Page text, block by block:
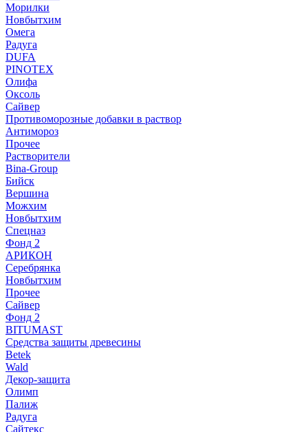
Морилки
Новбытхим
Омега
Радуга
DUFA
PINOTEX
Олифа
Оксоль
Сайвер
Противоморозные добавки в раствор
Антимороз
Прочее
Растворители
Bina-Group
Бийск
Вершина
Можхим
Новбытхим
Спецназ
Фонд 2
АРИКОН
Серебрянка
Новбытхим
Прочее
Сайвер
Фонд 2
BITUMAST
Средства защиты древесины
Betek
Wald
Декор-защита
Олимп
Палиж
Радуга
Сайтекс